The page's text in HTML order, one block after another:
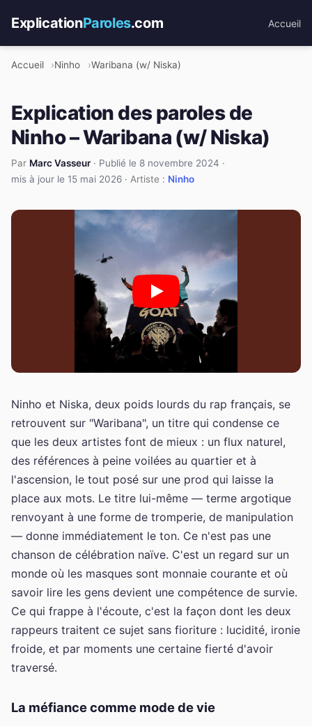
ExplicationParoles.com Accueil
Accueil Ninho Waribana (w/ Niska)
Explication des paroles de
Ninho – Waribana (w/ Niska)
Par Marc Vasseur· Publié le 8 novembre 2024 ·
mis à jour le 15 mai 2026 · Artiste : Ninho
Ninho et Niska, deux poids lourds du rap français, se
retrouvent sur "Waribana", un titre qui condense ce
que les deux artistes font de mieux : un flux naturel,
des références à peine voilées au quartier et à
l'ascension, le tout posé sur une prod qui laisse la
place aux mots. Le titre lui-même — terme argotique
renvoyant à une forme de tromperie, de manipulation
— donne immédiatement le ton. Ce n'est pas une
chanson de célébration naïve. C'est un regard sur un
monde où les masques sont monnaie courante et où
savoir lire les gens devient une compétence de survie.
Ce qui frappe à l'écoute, c'est la façon dont les deux
rappeurs traitent ce sujet sans fioriture : lucidité, ironie
froide, et par moments une certaine fierté d'avoir
traversé.
La méfiance comme mode de vie